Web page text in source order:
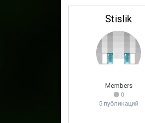
Stislik
Members
0
5 публикаций